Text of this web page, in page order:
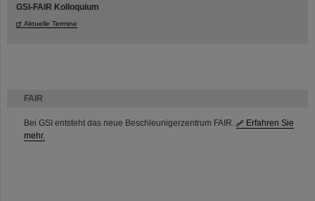
FAIR
Bei GSI entsteht das neue Beschleunigerzentrum FAIR.
Erfahren Sie
mehr.
GSI-FAIR Kolloquium
Aktuelle Termine